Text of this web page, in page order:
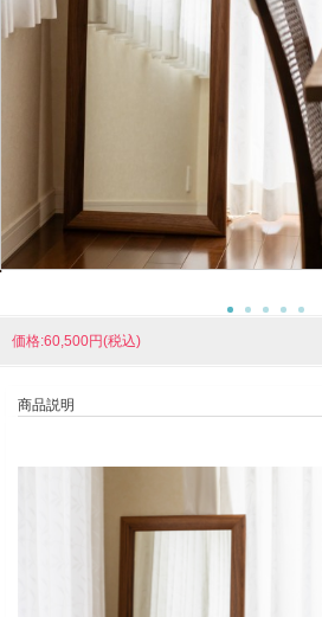
価格:60,500円(税込)
商品説明